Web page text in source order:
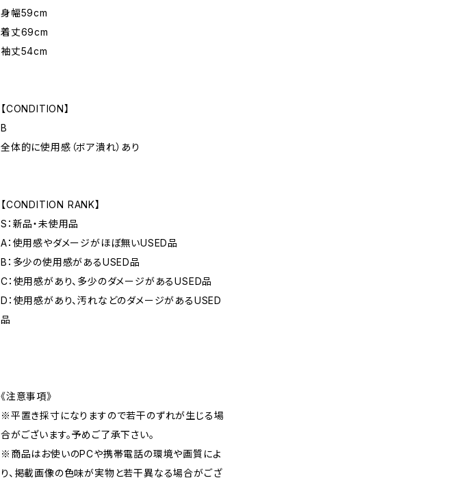
身幅59cm
着丈69cm
袖丈54cm
【CONDITION】
B
全体的に使用感（ボア潰れ）あり
【CONDITION RANK】
S：新品・未使用品
A：使用感やダメージがほぼ無いUSED品
B：多少の使用感があるUSED品
C：使用感があり、多少のダメージがあるUSED品
D：使用感があり、汚れなどのダメージがあるUSED
品
《注意事項》
※平置き採寸になりますので若干のずれが生じる場
合がございます。予めご了承下さい。
※商品はお使いのPCや携帯電話の環境や画質によ
り、掲載画像の色味が実物と若干異なる場合がござ